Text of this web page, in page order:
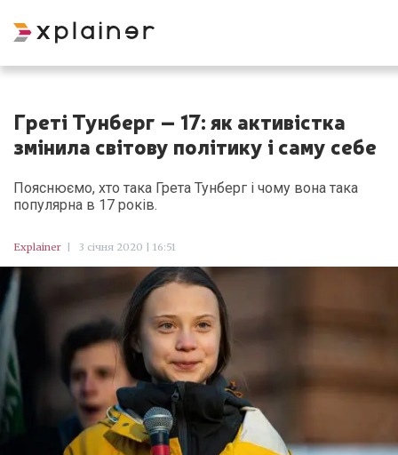
Греті Тунберг – 17: як активістка
змінила світову політику і саму себе
Пояснюємо, хто така Грета Тунберг і чому вона така
популярна в 17 років.
Explainer 3 січня 2020 | 16:51